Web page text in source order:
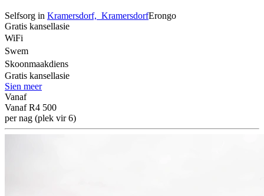
Selfsorg in Kramersdorf, KramersdorfErongo
Gratis kansellasie
WiFi
Swem
Skoonmaakdiens
Gratis kansellasie
Sien meer
Vanaf
Vanaf R4 500
per nag (plek vir 6)